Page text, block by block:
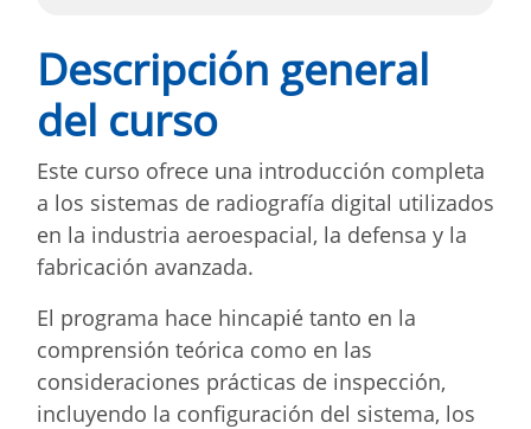
Descripción general
del curso
Este curso ofrece una introducción completa
a los sistemas de radiografía digital utilizados
en la industria aeroespacial, la defensa y la
fabricación avanzada.
El programa hace hincapié tanto en la
comprensión teórica como en las
consideraciones prácticas de inspección,
incluyendo la configuración del sistema, los